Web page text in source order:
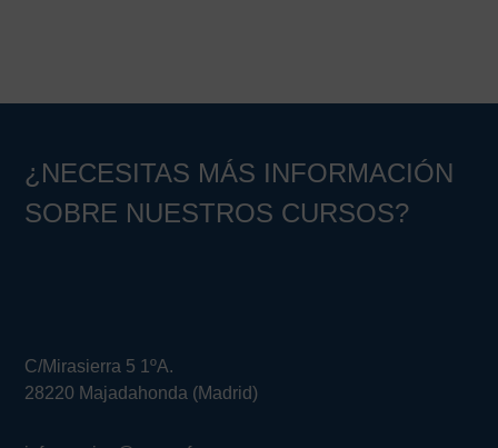
¿NECESITAS MÁS INFORMACIÓN
SOBRE NUESTROS CURSOS?
C/Mirasierra 5 1ºA.
28220 Majadahonda (Madrid)